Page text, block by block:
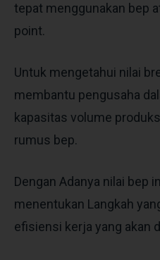
tepat menggunakan bep
point.
Untuk mengetahui nilai
membantu pengusaha
kapasitas volume
rumus bep.
Dengan Adanya nilai bep
menentukan Langkah
efisiensi kerja yang akan